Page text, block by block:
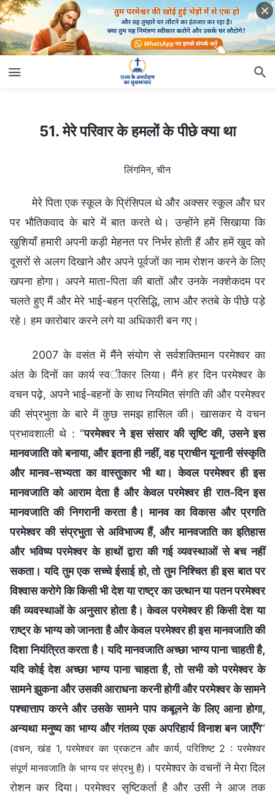
51. मेरे परिवार के हमलों के पीछे क्या था
लिंगमिन, चीन
मेरे पिता एक स्कूल के प्रिंसिपल थे और अक्सर स्कूल और घर
पर भौतिकवाद के बारे में बात करते थे। उन्होंने हमें सिखाया कि
खुशियाँ हमारी अपनी कड़ी मेहनत पर निर्भर होती हैं और हमें खुद को
दूसरों से अलग दिखाने और अपने पूर्वजों का नाम रोशन करने के लिए
खपना होगा। अपने माता-पिता की बातों और उनके नक्शेकदम पर
चलते हुए मैं और मेरे भाई-बहन प्रसिद्धि, लाभ और रुतबे के पीछे पड़े
रहे। हम कारोबार करने लगे या अधिकारी बन गए।
2007 के वसंत में मैंने संयोग से सर्वशक्तिमान परमेश्वर का
अंत के दिनों का कार्य स्वीकार लिया। मैंने हर दिन परमेश्वर के
वचन पढ़े, अपने भाई-बहनों के साथ नियमित संगति की और परमेश्वर
की संप्रभुता के बारे में कुछ समझ हासिल की। खासकर ये वचन
प्रभावशाली थे : “परमेश्वर ने इस संसार की सृष्टि की, उसने इस
मानवजाति को बनाया, और इतना ही नहीं, वह प्राचीन यूनानी संस्कृति
और मानव-सभ्यता का वास्तुकार भी था। केवल परमेश्वर ही इस
मानवजाति को आराम देता है और केवल परमेश्वर ही रात-दिन इस
मानवजाति की निगरानी करता है। मानव का विकास और प्रगति
परमेश्वर की संप्रभुता से अविभाज्य हैं, और मानवजाति का इतिहास
और भविष्य परमेश्वर के हाथों द्वारा की गई व्यवस्थाओं से बच नहीं
सकता। यदि तुम एक सच्चे ईसाई हो, तो तुम निश्चित ही इस बात पर
विश्वास करोगे कि किसी भी देश या राष्ट्र का उत्थान या पतन परमेश्वर
की व्यवस्थाओं के अनुसार होता है। केवल परमेश्वर ही किसी देश या
राष्ट्र के भाग्य को जानता है और केवल परमेश्वर ही इस मानवजाति की
दिशा नियंत्रित करता है। यदि मानवजाति अच्छा भाग्य पाना चाहती है,
यदि कोई देश अच्छा भाग्य पाना चाहता है, तो सभी को परमेश्वर के
सामने झुकना और उसकी आराधना करनी होगी और परमेश्वर के सामने
पश्चात्ताप करने और उसके सामने पाप कबूलने के लिए आना होगा,
अन्यथा मनुष्य का भाग्य और गंतव्य एक अपरिहार्य विनाश बन जाएँगे”
(वचन, खंड 1, परमेश्वर का प्रकटन और कार्य, परिशिष्ट 2 : परमेश्वर
संपूर्ण मानवजाति के भाग्य पर संप्रभु है) । परमेश्वर के वचनों ने मेरा दिल
रोशन कर दिया। परमेश्वर सृष्टिकर्ता है और उसी ने आज तक